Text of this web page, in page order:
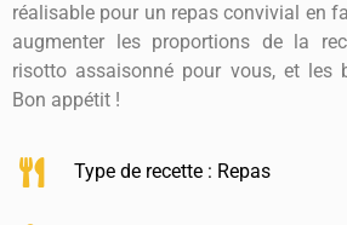
réalisable pour un repas convivial en
augmenter les proportions de la
risotto assaisonné pour vous, et les
Bon appétit !
Type de recette : Repas